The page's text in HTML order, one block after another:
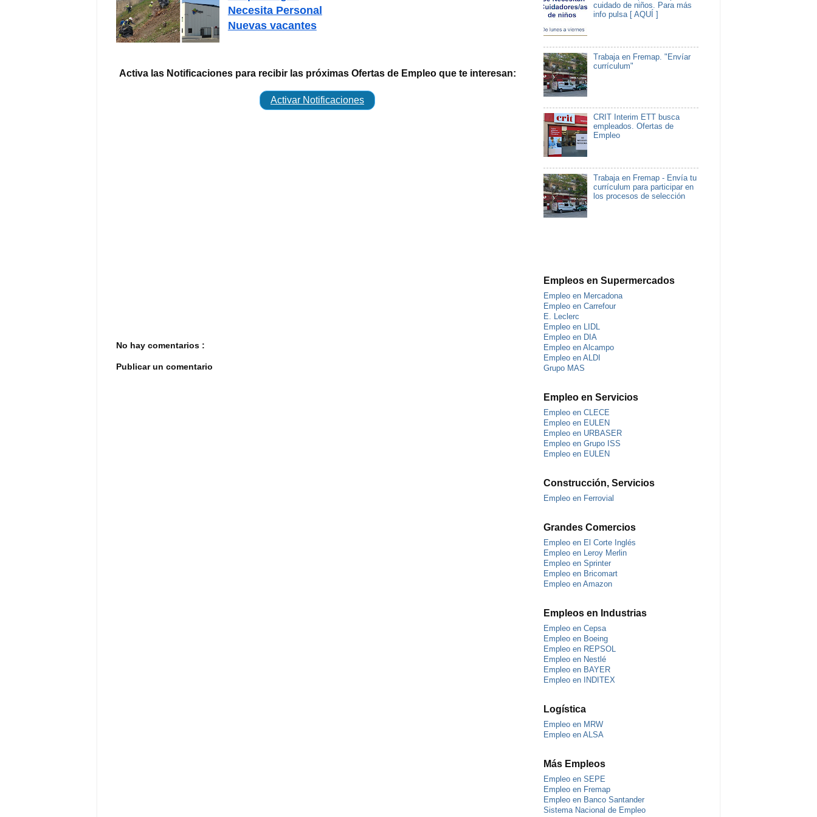
Necesita Personal
Nuevas vacantes
Activa las Notificaciones para recibir las próximas Ofertas de Empleo que te interesan:
Activar Notificaciones
No hay comentarios :
Publicar un comentario
cuidado de niños. Para más
info pulsa [ AQUÍ ]
Trabaja en Fremap. "Envíar
currículum"
CRIT Interim ETT busca
empleados. Ofertas de
Empleo
Trabaja en Fremap - Envía tu
currículum para participar en
los procesos de selección
Empleos en Supermercados
Empleo en Mercadona
Empleo en Carrefour
E. Leclerc
Empleo en LIDL
Empleo en DIA
Empleo en Alcampo
Empleo en ALDI
Grupo MAS
Empleo en Servicios
Empleo en CLECE
Empleo en EULEN
Empleo en URBASER
Empleo en Grupo ISS
Empleo en EULEN
Construcción, Servicios
Empleo en Ferrovial
Grandes Comercios
Empleo en El Corte Inglés
Empleo en Leroy Merlin
Empleo en Sprinter
Empleo en Bricomart
Empleo en Amazon
Empleos en Industrias
Empleo en Cepsa
Empleo en Boeing
Empleo en REPSOL
Empleo en Nestlé
Empleo en BAYER
Empleo en INDITEX
Logística
Empleo en MRW
Empleo en ALSA
Más Empleos
Empleo en SEPE
Empleo en Fremap
Empleo en Banco Santander
Sistema Nacional de Empleo